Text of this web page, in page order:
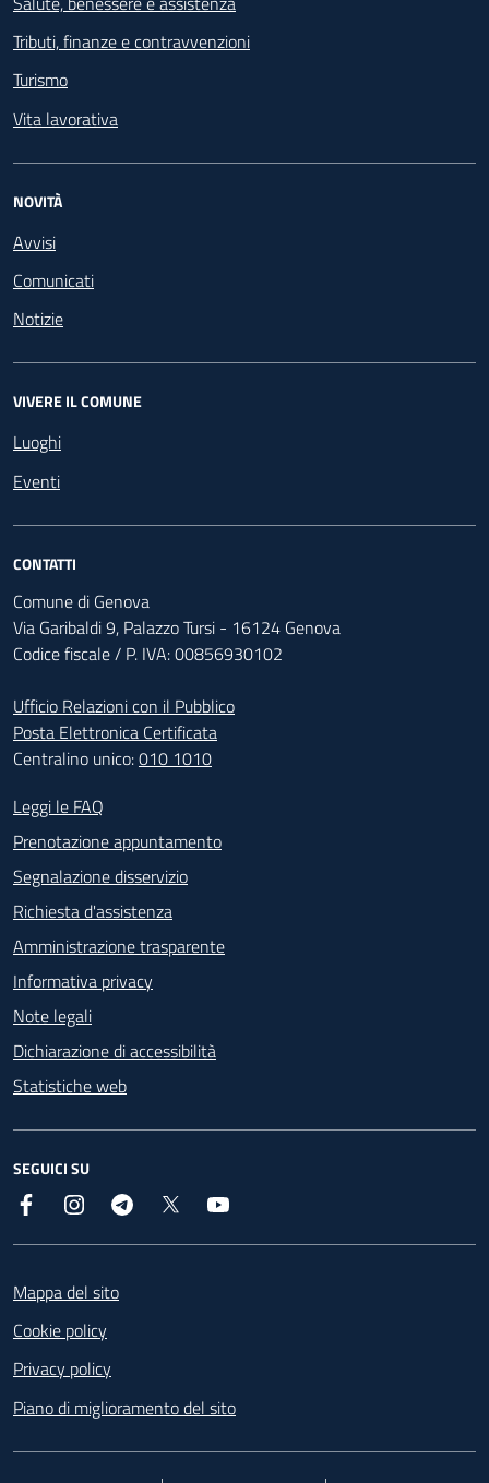
Tributi, finanze e contravvenzioni
Turismo
Vita lavorativa
NOVITÀ
Avvisi
Comunicati
Notizie
VIVERE IL COMUNE
Luoghi
Eventi
CONTATTI
Comune di Genova
Via Garibaldi 9, Palazzo Tursi - 16124 Genova
Codice fiscale / P. IVA: 00856930102
Ufficio Relazioni con il Pubblico
Posta Elettronica Certificata
Centralino unico:010 1010
Footer - Contatti
Leggi le FAQ
Prenotazione appuntamento
Segnalazione disservizio
Richiesta d'assistenza
Amministrazione trasparente
Informativa privacy
Note legali
Dichiarazione di accessibilità
Statistiche web
SEGUICI SU
Facebook InstagramTelegram
Mappa del sito
Cookie policy
Privacy policy
Piano di miglioramento del sito